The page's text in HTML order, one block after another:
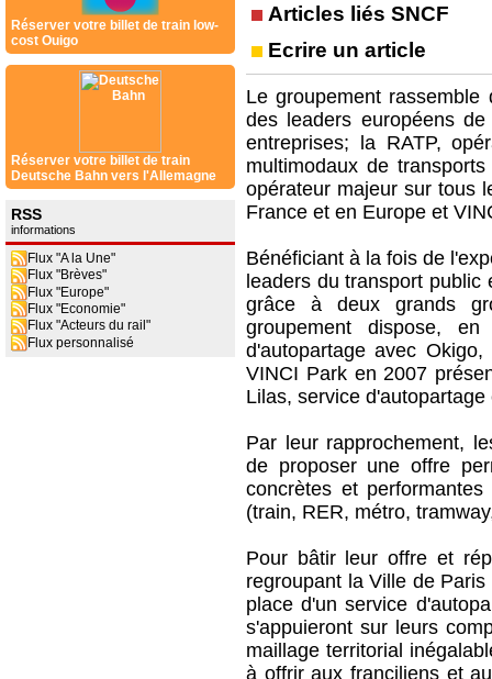
Réserver votre billet de train low-
cost Ouigo
Réserver votre billet de train
Deutsche Bahn vers l'Allemagne
RSS
informations
Flux "A la Une"
Flux "Brèves"
Flux "Europe"
Flux "Economie"
Flux "Acteurs du rail"
Flux personnalisé
Articles liés SNCF
Ecrire un article
Le groupement
des leaders européens
entreprises; la RATP,
multimodaux de
opérateur majeur sur tous
France et en Europe et
Bénéficiant à la fois de
leaders du transport
grâce à deux grands
groupement dispose,
d'autopartage avec
VINCI Park en 2007
Lilas, service
Par leur rapprochement,
de proposer une offre
concrètes et
(train, RER, métro,
Pour bâtir leur offre et
regroupant la Ville de
place d'un service
s'appuieront sur leurs
maillage territorial
à offrir aux franciliens et